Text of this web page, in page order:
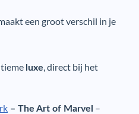
een groot verschil in je
luxe, direct bij het
– The Art of Marvel –